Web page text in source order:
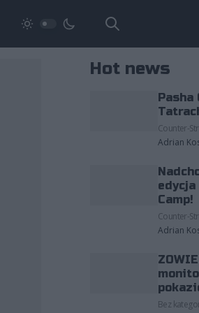
Hot news
Pasha
Counter-
Adrian
edycja
Camp!
Counter-
Adrian
Bez